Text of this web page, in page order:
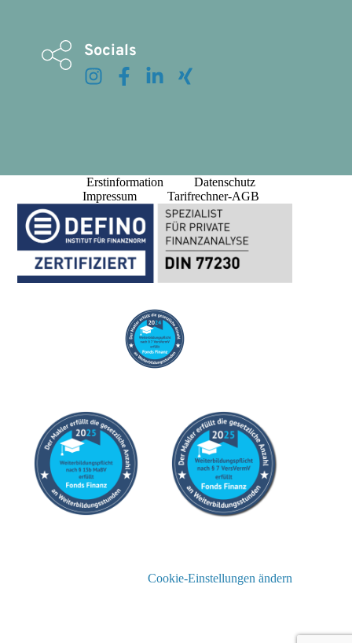
Socials
Erstinformation
Datenschutz
Impressum
Tarifrechner-AGB
Cookie-Einstellungen ändern